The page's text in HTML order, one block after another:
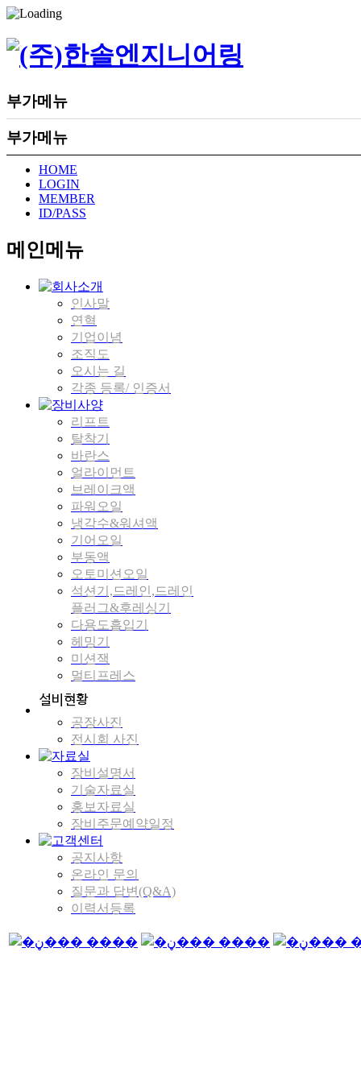
부가메뉴
부가메뉴
HOME
LOGIN
MEMBER
ID/PASS
메인메뉴
인사말
연혁
기업이념
조직도
오시는 길
각종 등록/ 인증서
리프트
탈착기
바란스
얼라이먼트
브레이크액
파워오일
냉각수&워셔액
기어오일
부동액
오토미션오일
석션기,드레인,드레인
플러그&후레싱기
다용도흡입기
헤밍기
미션잭
멀티프레스
공장사진
전시회 사진
장비설명서
기술자료실
홍보자료실
장비주문예약일정
공지사항
온라인 문의
질문과 답변(Q&A)
이력서등록